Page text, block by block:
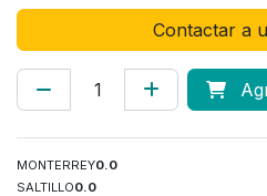
Contactar a
MONTERREY0.0
SALTILLO0.0